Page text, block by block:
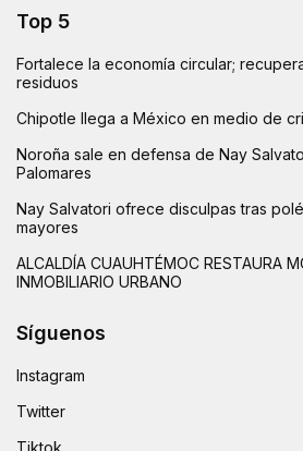
Top 5
Fortalece la economía circular;
residuos
Chipotle llega a México en medio de
Noroña sale en defensa de Nay
Palomares
Nay Salvatori ofrece disculpas tras
mayores
ALCALDÍA CUAUHTÉMOC RESTAURA
INMOBILIARIO URBANO
Síguenos
Instagram
Twitter